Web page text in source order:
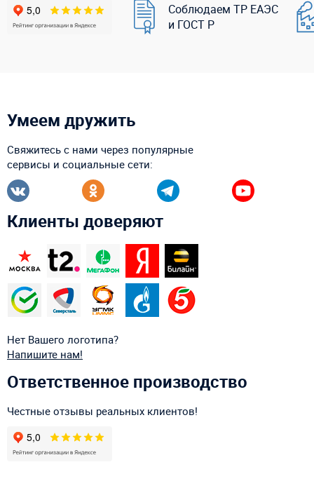
Соблюдаем ТР ЕАЭС
и ГОСТ Р
Умеем дружить
Свяжитесь с нами через популярные
сервисы и социальные сети:
Клиенты доверяют
Нет Вашего логотипа?
Напишите нам!
Ответственное производство
Честные отзывы реальных клиентов!